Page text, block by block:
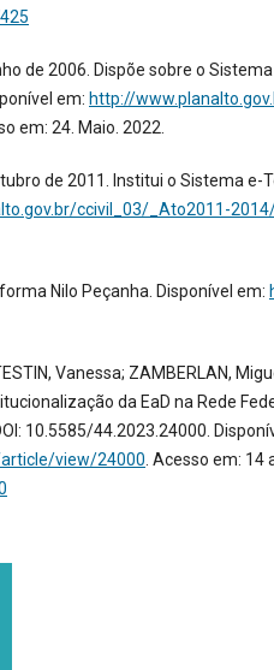
de 2006. Dispõe sobre o
em: http://
em: 24. Maio. 2022.
de 2011. Institui o Sistema e-
ccivil_03/_Ato2011-
Nilo Peçanha. Disponível em:
Vanessa; ZAMBERLAN,
da EaD na Rede
10.5585/44.2023.24000.
view/24000 . Acesso em: 14